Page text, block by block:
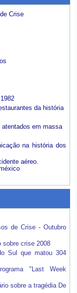
Crise
da história
atentados em massa
na história dos
aéreo.
de Crise - Outubro
sobre crise 2008
Sul que matou 304
"Last Week
sobre a tragédia De